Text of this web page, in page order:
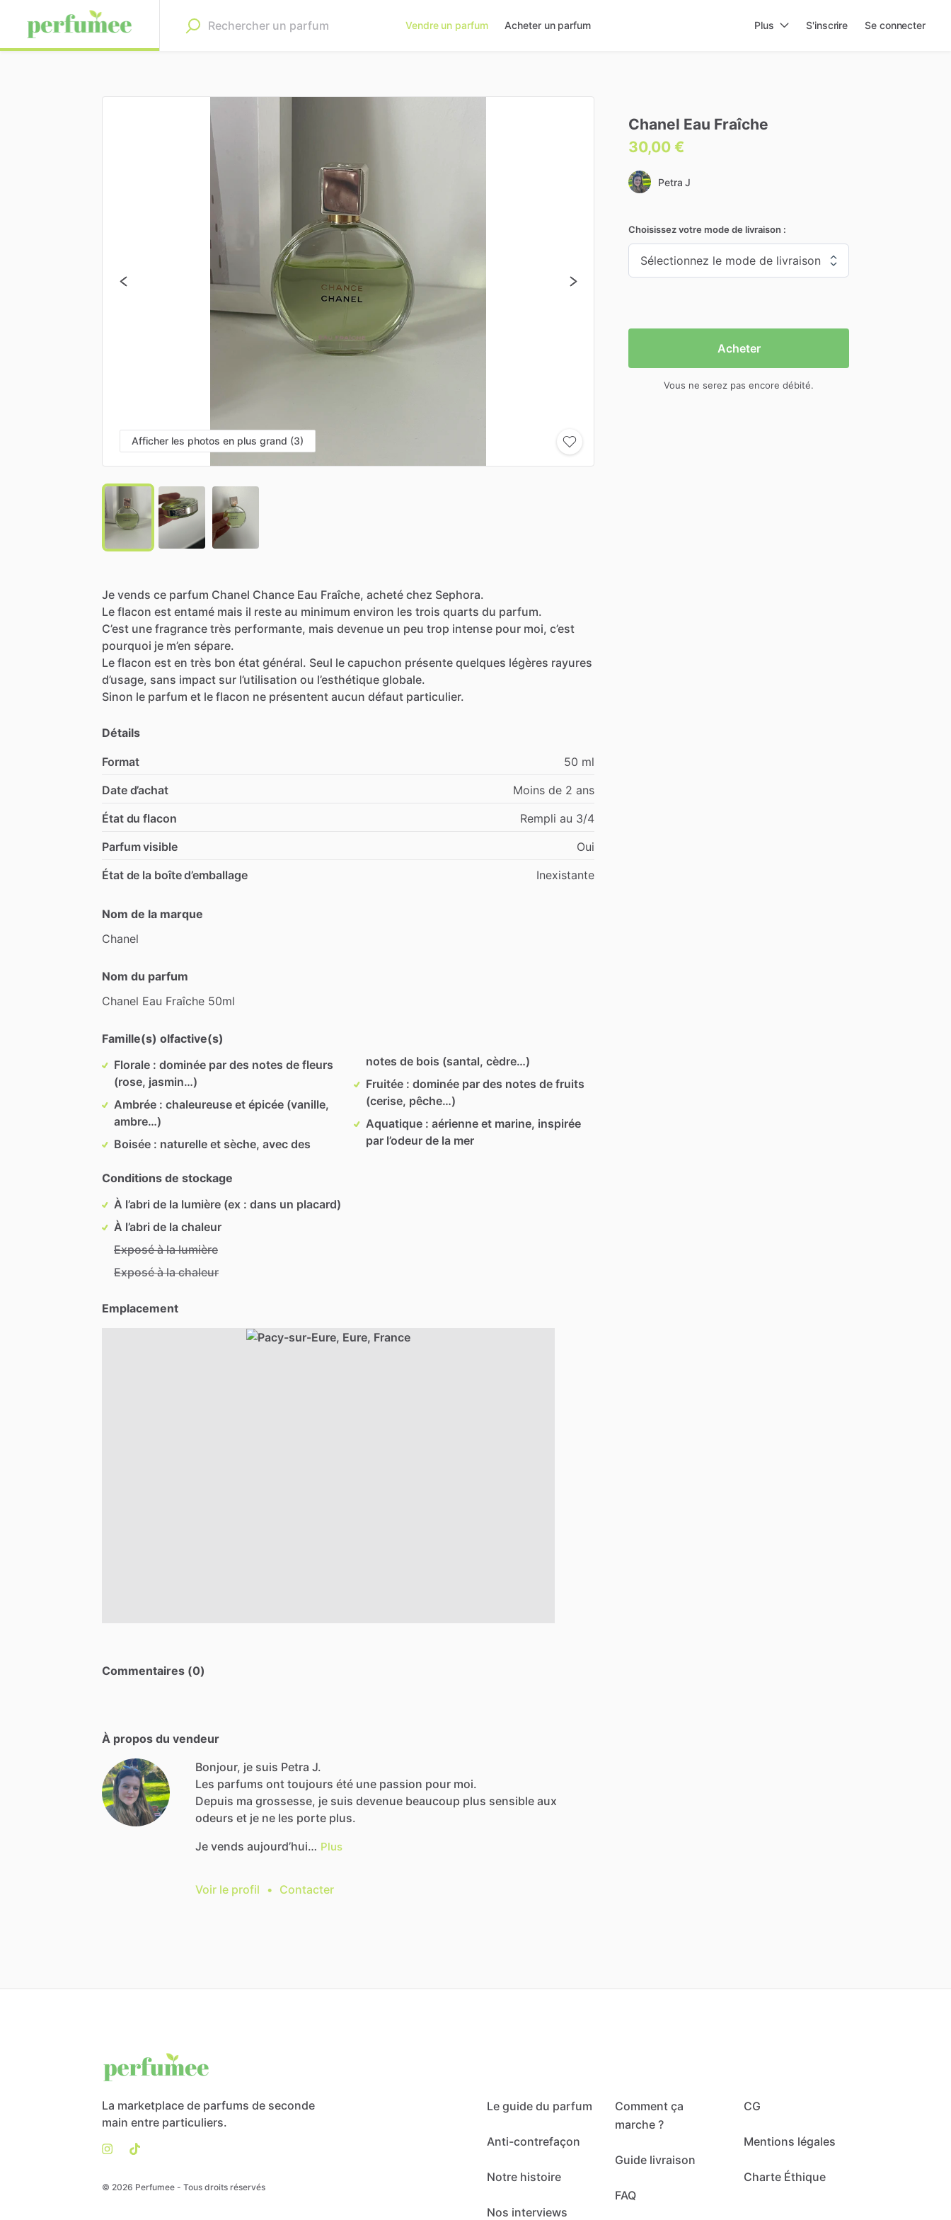
Vendre un parfum Acheter un parfum Plus S'inscrire Se connecter
Afficher les photos en plus grand (3)
Je vends ce parfum Chanel Chance Eau Fraîche, acheté chez Sephora.
Le flacon est entamé mais il reste au minimum environ les trois quarts du parfum.
C’est une fragrance très performante, mais devenue un peu trop intense pour moi, c’est
pourquoi je m’en sépare.
Le flacon est en très bon état général. Seul le capuchon présente quelques légères rayures
d’usage, sans impact sur l’utilisation ou l’esthétique globale.
Sinon le parfum et le flacon ne présentent aucun défaut particulier.
Détails
Format
50 ml
Date d’achat
Moins de 2 ans
État du flacon
Rempli au 3/4
Parfum visible
Oui
État de la boîte d’emballage
Inexistante
Nom de la marque
Chanel
Nom du parfum
Chanel Eau Fraîche 50ml
Famille(s) olfactive(s)
Florale : dominée par des notes de fleurs
(rose, jasmin…)
Ambrée : chaleureuse et épicée (vanille,
ambre…)
Boisée : naturelle et sèche, avec des
notes de bois (santal, cèdre…)
Fruitée : dominée par des notes de fruits
(cerise, pêche…)
Aquatique : aérienne et marine, inspirée
par l’odeur de la mer
Conditions de stockage
À l’abri de la lumière (ex : dans un placard)
À l’abri de la chaleur
Exposé à la lumière
Exposé à la chaleur
Emplacement
Commentaires (0)
À propos du vendeur
Bonjour, je suis Petra J.
Les parfums ont toujours été une passion pour moi.
Depuis ma grossesse, je suis devenue beaucoup plus sensible aux
odeurs et je ne les porte plus.
Je vends aujourd’hui… Plus
Voir le profil • Contacter
Chanel Eau Fraîche
30,00 €
Petra J
Choisissez votre mode de livraison :
Acheter
Vous ne serez pas encore débité.
La marketplace de parfums de seconde
main entre particuliers.
© 2026 Perfumee - Tous droits réservés
Le guide du parfum
Anti-contrefaçon
Notre histoire
Nos interviews
Comment ça
marche ?
Guide livraison
FAQ
CG
Mentions légales
Charte Éthique